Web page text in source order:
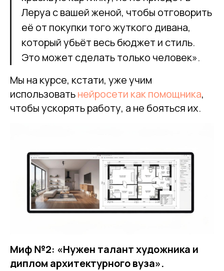
Леруа с вашей женой, чтобы отговорить
её от покупки того жуткого дивана,
который убьёт весь бюджет и стиль.
Это может сделать только человек».
Мы на курсе, кстати, уже учим
использоватьнейросети как помощника,
чтобы ускорять работу, а не бояться их.
Миф №2: «Нужен талант художника и
диплом архитектурного вуза».